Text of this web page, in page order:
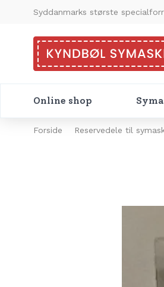
Syddanmarks største
Online shop
Forside Reservedele til